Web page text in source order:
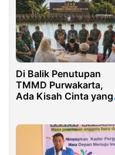
Di Balik Penutupan
TMMD Purwakarta,
Ada Kisah Cinta yang